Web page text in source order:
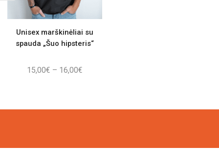
Unisex marškinėliai su
spauda „Šuo hipsteris“
15,00€ – 16,00€